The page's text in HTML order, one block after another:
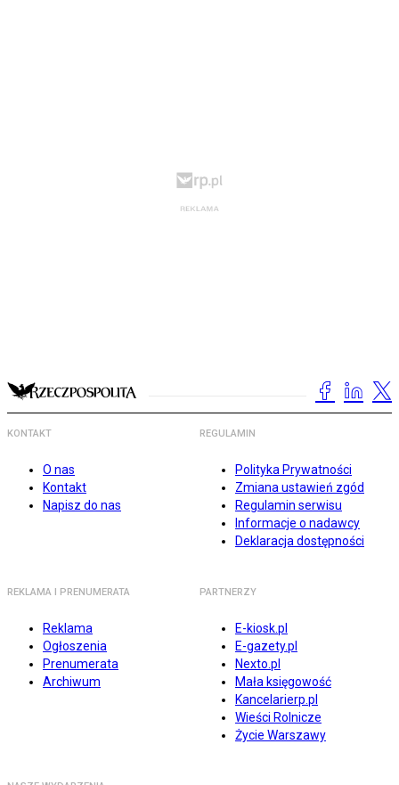
KONTAKT
O nas
Kontakt
Napisz do nas
REGULAMIN
Polityka Prywatności
Zmiana ustawień zgód
Regulamin serwisu
Informacje o nadawcy
Deklaracja dostępności
REKLAMA I PRENUMERATA
Reklama
Ogłoszenia
Prenumerata
Archiwum
PARTNERZY
E-kiosk.pl
E-gazety.pl
Nexto.pl
Mała księgowość
Kancelarierp.pl
Wieści Rolnicze
Życie Warszawy